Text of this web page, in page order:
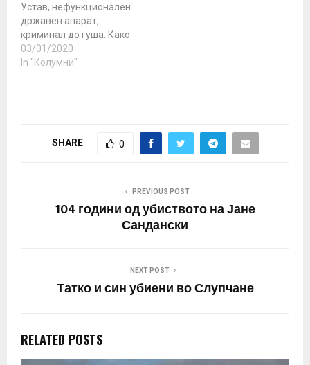
Устав, нефункционален
државен апарат,
криминал до гуша. Како
да се излезе од
бесаќето во кое не
на правото, потиснат е
беззаконието. Помеѓу…
03/01/2020
In "Колумни"
SHARE 0
PREVIOUS POST
104 години од убиството на Јане
Сандански
NEXT POST
Татко и син убиени во Слупчане
RELATED POSTS